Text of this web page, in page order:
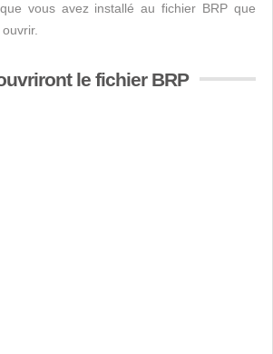
vous avez installé au fichier BRP que
le fichier BRP